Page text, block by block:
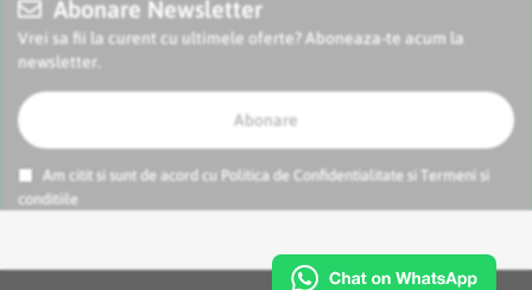
Abonare Newsletter
Vrei sa fii la curent cu ultimele oferte? Aboneaza-te acum la
newsletter.
Abonare
Am citit si sunt de acord cu Politica de Confidentialitate si
Termeni si
conditiile